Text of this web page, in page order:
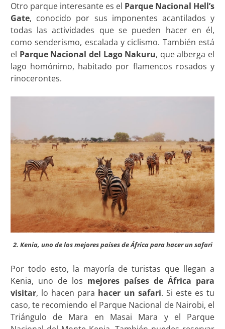
Otro parque interesante es el Parque Nacional Hell’s
Gate, conocido por sus imponentes acantilados y
todas las actividades que se pueden hacer en él,
como senderismo, escalada y ciclismo. También está
el Parque Nacional del Lago Nakuru, que alberga el
lago homónimo, habitado por flamencos rosados y
rinocerontes.
2. Kenia, uno de los mejores países de África para hacer un safari
Por todo esto, la mayoría de turistas que llegan a
Kenia, uno de los mejores países de África para
visitar, lo hacen para hacer un safari. Si este es tu
caso, te recomiendo el Parque Nacional de Nairobi, el
Triángulo de Mara en Masai Mara y el Parque